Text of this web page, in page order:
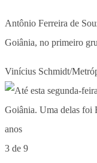
Antônio Ferreira de
Goiânia, no primeiro
Vinícius Schmidt/
3 de 9